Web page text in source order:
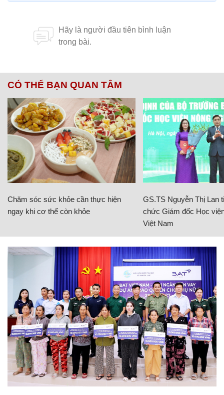
CÓ THỂ BẠN QUAN TÂM
Chăm sóc sức khỏe cần thực hiện
ngay khi cơ thể còn khỏe
GS.TS Nguyễn Thị Lan
chức Giám đốc Học
Việt Nam